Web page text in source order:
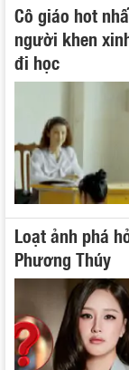
Cô giáo hot
người khen
đi học
Loạt ảnh phá
Phương Thúy